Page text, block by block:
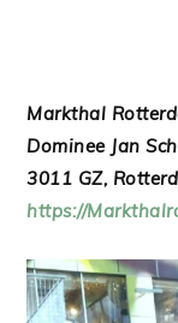
Markthal
Dominee Jan
3011 GZ,
https://